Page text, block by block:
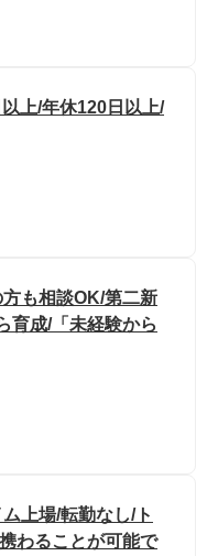
上/年休120日以上/
も相談OK/第二新
育成/「未経験から
上場/転勤なし/ト
わることが可能で